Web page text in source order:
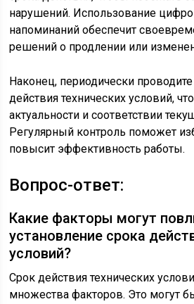
нарушений. Использование
напоминаний обеспечит
решений о продлении или
Наконец, периодически
действия технических условий,
актуальности и соответствии
Регулярный контроль поможет
повысит эффективность работы.
Вопрос-ответ:
Какие факторы могут
установление срока
условий?
Срок действия технических
множества факторов. Это могут